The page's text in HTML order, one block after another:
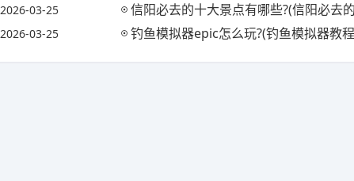
2026-03-25 信阳必去的十大景点有哪些?(信阳必去的十大景点有哪些
2026-03-25 钓鱼模拟器epic怎么玩?(钓鱼模拟器教